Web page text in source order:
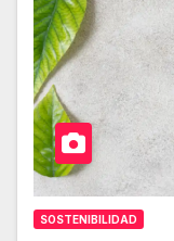
SOSTENIBILIDAD